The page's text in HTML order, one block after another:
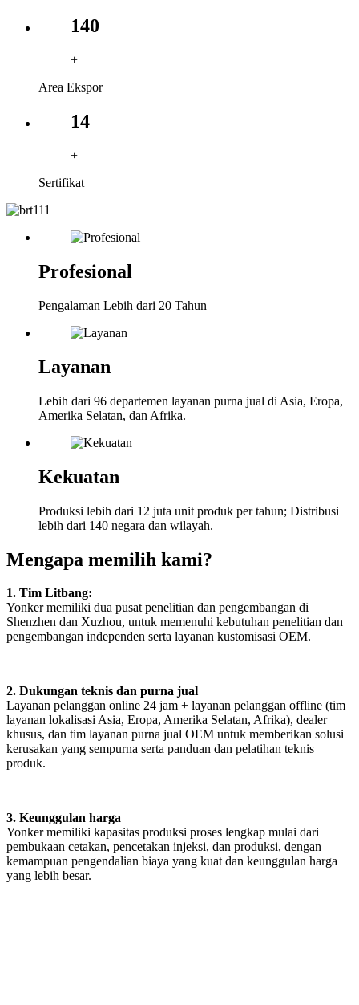
140
+
Area Ekspor
14
+
Sertifikat
Profesional
Pengalaman Lebih dari 20 Tahun
Layanan
Lebih dari 96 departemen layanan purna jual di Asia, Eropa,
Amerika Selatan, dan Afrika.
Kekuatan
Produksi lebih dari 12 juta unit produk per tahun; Distribusi
lebih dari 140 negara dan wilayah.
Mengapa memilih kami?
1. Tim Litbang:
Yonker memiliki dua pusat penelitian dan pengembangan di
Shenzhen dan Xuzhou, untuk memenuhi kebutuhan penelitian dan
pengembangan independen serta layanan kustomisasi OEM.
2. Dukungan teknis dan purna jual
Layanan pelanggan online 24 jam + layanan pelanggan offline (tim
layanan lokalisasi Asia, Eropa, Amerika Selatan, Afrika), dealer
khusus, dan tim layanan purna jual OEM untuk memberikan solusi
kerusakan yang sempurna serta panduan dan pelatihan teknis
produk.
3. Keunggulan harga
Yonker memiliki kapasitas produksi proses lengkap mulai dari
pembukaan cetakan, pencetakan injeksi, dan produksi, dengan
kemampuan pengendalian biaya yang kuat dan keunggulan harga
yang lebih besar.